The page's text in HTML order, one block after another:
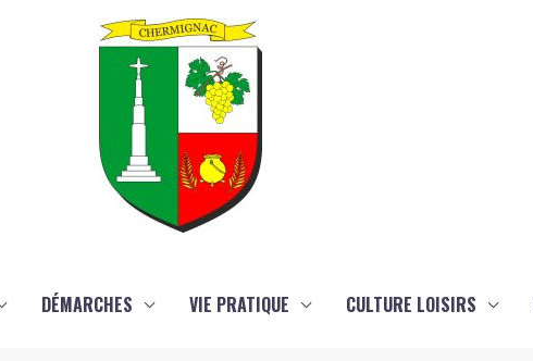
DÉMARCHES VIE PRATIQUE CULTURE LOISIRS